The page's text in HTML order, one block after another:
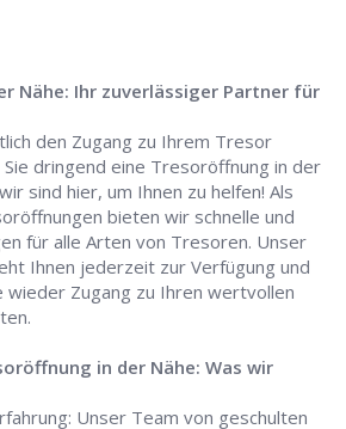
Nähe: Ihr zuverlässiger Partner für
den Zugang zu Ihrem Tresor
dringend eine Tresoröffnung in der
sind hier, um Ihnen zu helfen! Als
bieten wir schnelle und
für alle Arten von Tresoren. Unser
Ihnen jederzeit zur Verfügung und
wieder Zugang zu Ihren wertvollen
in der Nähe: Was wir
Unser Team von geschulten